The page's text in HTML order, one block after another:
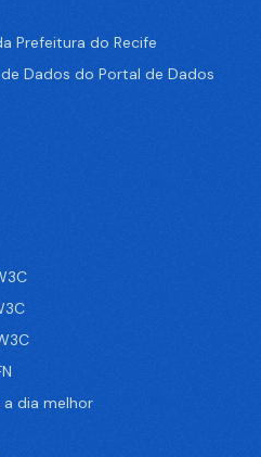
Prefeitura do Recife
Dados do Portal de Dados
dia melhor